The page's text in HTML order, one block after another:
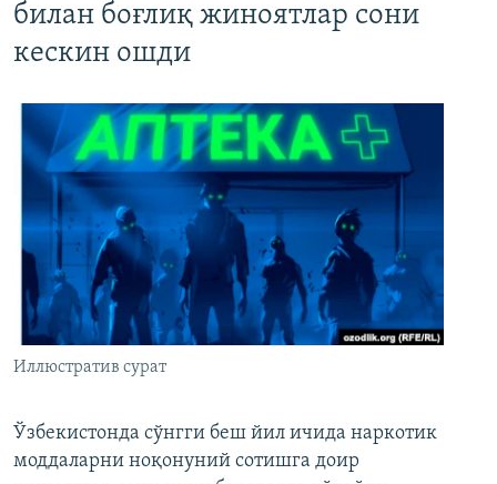
билан боғлиқ жиноятлар сони
кескин ошди
Иллюстратив сурат
Ўзбекистонда сўнгги беш йил ичида наркотик
моддаларни ноқонуний сотишга доир